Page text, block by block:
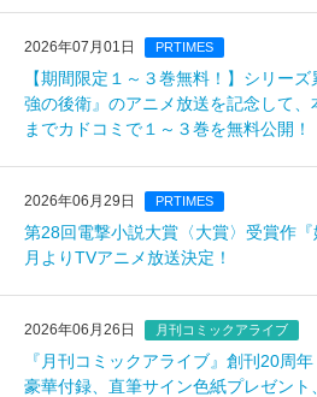
2026年07月01日 PRTIMES
【期間限定１～３巻無料！】シリー
強の後衛』のアニメ放送を記念して
までカドコミで１～３巻を無料公開！
2026年06月29日 PRTIMES
第28回電撃小説大賞〈大賞〉受賞作
月よりTVアニメ放送決定！
2026年06月26日 月刊コミックアライブ
『月刊コミックアライブ』創刊20周
豪華付録、直筆サイン色紙プレゼン